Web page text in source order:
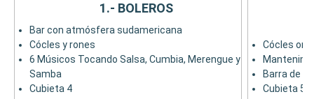
Bar con atmósfera sudamericana
Cócles y rones
6 Músicos Tocando Salsa, Cumbia, Merengue y
Samba
Cubieta 4
1.- BOLEROS
Cócles
Barra de
Cubieta 5